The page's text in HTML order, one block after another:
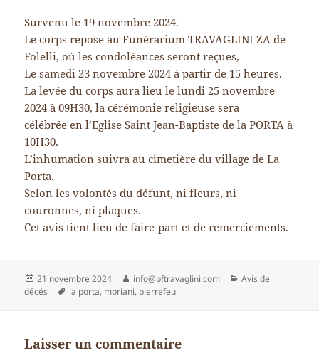
Survenu le 19 novembre 2024.
Le corps repose au Funérarium TRAVAGLINI ZA de
Folelli, où les condoléances seront reçues,
Le samedi 23 novembre 2024 à partir de 15 heures.
La levée du corps aura lieu le lundi 25 novembre
2024 à 09H30, la cérémonie religieuse sera
célébrée en l’Eglise Saint Jean-Baptiste de la PORTA à
10H30.
L’inhumation suivra au cimetière du village de La
Porta.
Selon les volontés du défunt, ni fleurs, ni
couronnes, ni plaques.
Cet avis tient lieu de faire-part et de remerciements.
Publié
le
21 novembre 2024 Auteur
info@pftravaglini.com Catégories
Avis de
décés
Mots-
la porta, moriani, pierrefeu
Laisser un commentaire